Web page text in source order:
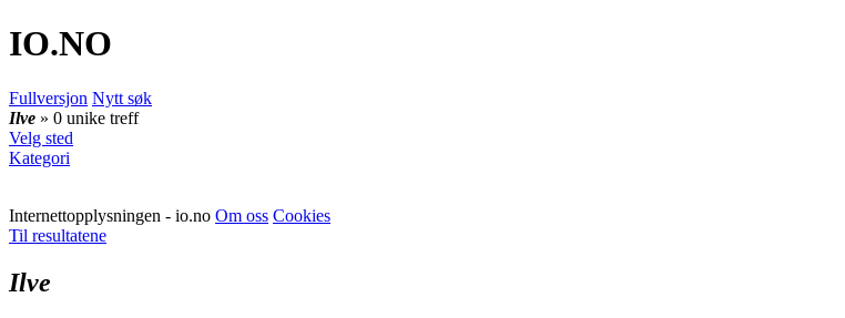
IO.NO
Fullversjon Nytt søk
Ilve » 0 unike treff
Velg sted
Kategori
Internettopplysningen - io.no Om oss Cookies
Til resultatene
Ilve